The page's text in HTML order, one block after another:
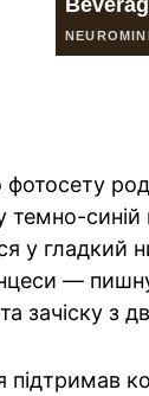
темно-
у гладкий
—
зачіску з
підтримав